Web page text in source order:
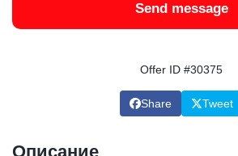
Send message
Offer ID #30375
Share Tweet
Описание